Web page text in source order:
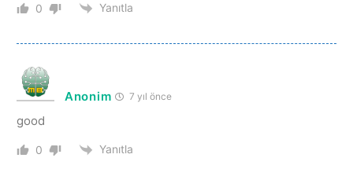
0 Yanıtla
Anonim 7 yıl önce
good
0 Yanıtla